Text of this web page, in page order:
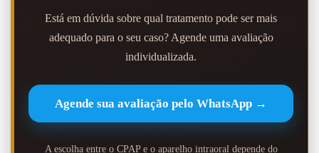
Está em dúvida sobre qual tratamento pode ser mais
adequado para o seu caso? Agende uma avaliação
individualizada.
Agende sua avaliação pelo WhatsApp →
A escolha entre o CPAP e o aparelho intraoral depende do